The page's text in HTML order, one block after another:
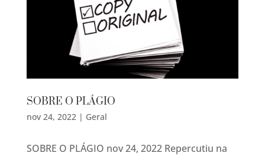
SOBRE O PLÁGIO
nov 24, 2022| Geral
SOBRE O PLÁGIO nov 24, 2022 Repercutiu na